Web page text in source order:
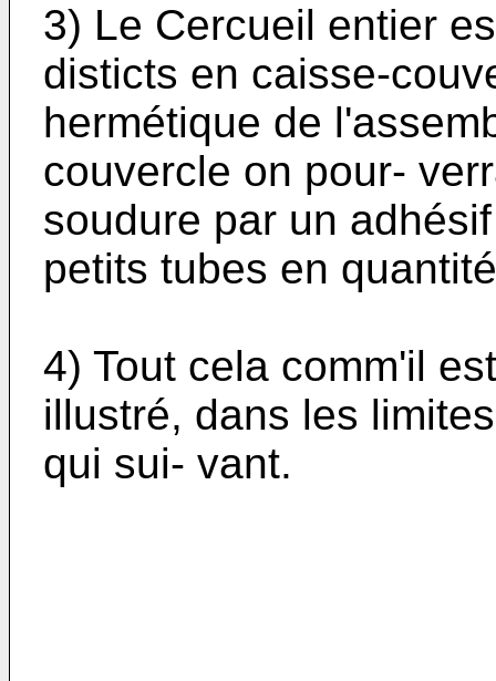
3) Le Cercueil entier
disticts en caisse-
hermétique de
couvercle on pour-
soudure par un
petits tubes en
4) Tout cela comm'il
illustré, dans les
qui sui- vant.